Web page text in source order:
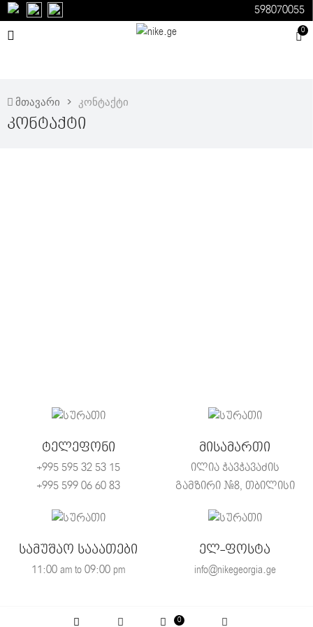
0
598070055
მთავარი კონტაქტი
Კონტაქტი
ტელეფონი
+995 595 32 53 15
+995 599 06 60 83
მისამართი
ილია ჭავჭავაძის
გამზირი #8, თბილისი
სამუშაო სააათები
11:00 am to 09:00 pm
ელ-ფოსტა
info@nikegeorgia.ge
0